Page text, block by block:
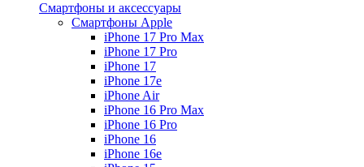
Смартфоны и аксессуары
Смартфоны Apple
iPhone 17 Pro Max
iPhone 17 Pro
iPhone 17
iPhone 17e
iPhone Air
iPhone 16 Pro Max
iPhone 16 Pro
iPhone 16
iPhone 16e